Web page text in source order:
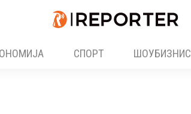
СПОРТ ШОУБИЗНИС